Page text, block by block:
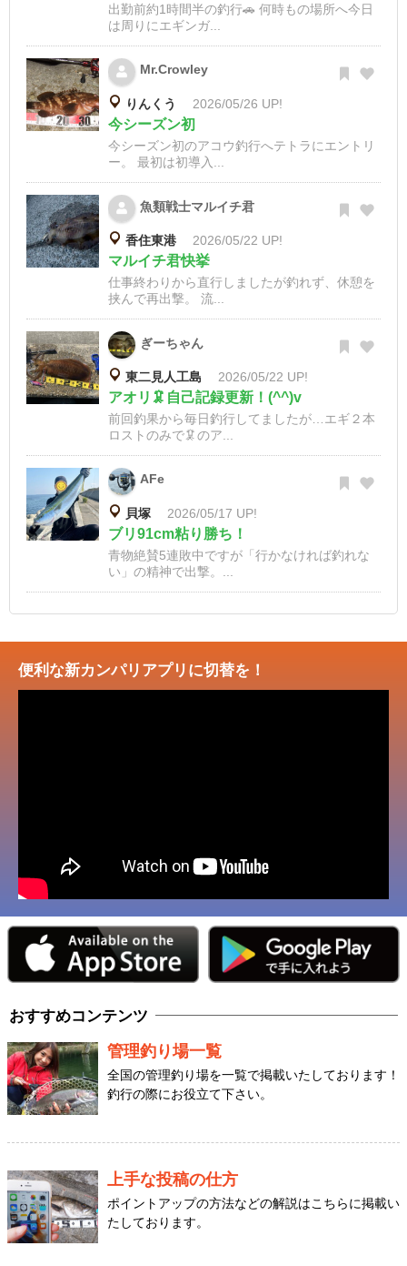
出勤前約1時間半の釣行🚗 何時もの場所へ今日
は周りにエギンガ...
Mr.Crowley
りんくう 2026/05/26 UP!
今シーズン初
今シーズン初のアコウ釣行へテトラにエントリ
ー。 最初は初導入...
魚類戦士マルイチ君
香住東港 2026/05/22 UP!
マルイチ君快挙
仕事終わりから直行しましたが釣れず、休憩を
挟んで再出撃。 流...
ぎーちゃん
東二見人工島 2026/05/22 UP!
アオリ🦑自己記録更新！(^^)v
前回釣果から毎日釣行してましたが…エギ２本
ロストのみで🦑のア...
AFe
貝塚 2026/05/17 UP!
ブリ91cm粘り勝ち！
青物絶賛5連敗中ですが「行かなければ釣れな
い」の精神で出撃。...
便利な新カンパリアプリに切替を！
おすすめコンテンツ
管理釣り場一覧
全国の管理釣り場を一覧で掲載いたしております！
釣行の際にお役立て下さい。
上手な投稿の仕方
ポイントアップの方法などの解説はこちらに掲載い
たしております。